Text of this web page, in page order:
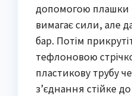
допомогою плашки
вимагає сили, але
бар. Потім
тефлоновою
пластикову трубу
з’єднання стійке